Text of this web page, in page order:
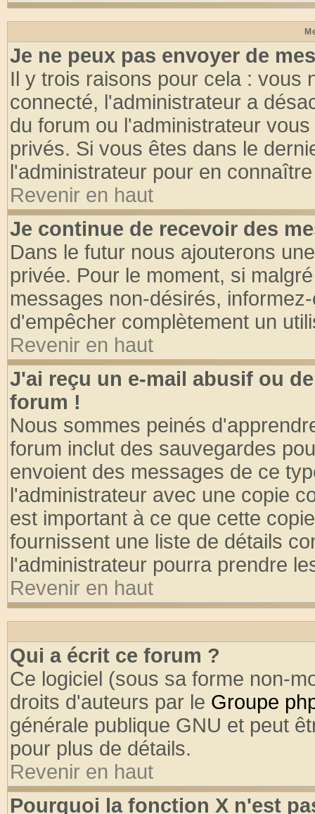
Je ne peux pas envoyer de
Il y trois raisons pour cela : vous
connecté, l'administrateur a
du forum ou l'administrateur
privés. Si vous êtes dans le
l'administrateur pour en
Revenir en haut
Je continue de recevoir des
Dans le futur nous ajouterons
privée. Pour le moment, si
messages non-désirés,
d'empêcher complètement un
Revenir en haut
J'ai reçu un e-mail abusif ou
forum !
Nous sommes peinés
forum inclut des sauvegardes
envoient des messages de ce
l'administrateur avec une copie
est important à ce que cette
fournissent une liste de détails
l'administrateur pourra prendre
Revenir en haut
Qui a écrit ce forum ?
Ce logiciel (sous sa forme non-
droits d'auteurs par le Groupe
générale publique GNU et peut
pour plus de détails.
Revenir en haut
Pourquoi la fonction X n'est